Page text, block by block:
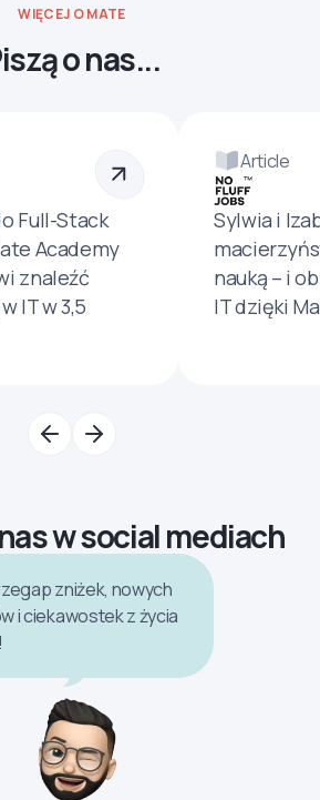
WIĘCEJ O MATE
o nas...
Full-Stack
Academy
znaleźć
IT w 3,5
Article
Sylwia i
nauką – i
IT dzięki
w social mediach
zniżek, nowych
i ciekawostek z życia